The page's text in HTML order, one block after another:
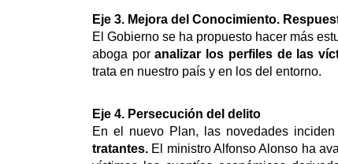
Eje 3. Mejora del Conocimiento.
El Gobierno se ha propuesto hacer más
aboga poranalizar los perfiles de las
trata en nuestro país y en los del entorno.
Eje 4. Persecución del delito
En el nuevo Plan, las novedades
tratantes. El ministro Alfonso Alonso ha